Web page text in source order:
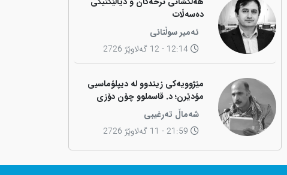
هەڵکشانی نرخەکان و دیالێکتیکی
دەسەڵات
ئەمیر سوڵتانی
12:14 - 12 گەلاوێژ 2726
مێژوویەکی زیندوو لە دیپلۆماسیی
مۆدێرن؛ د. قاسملوو چۆن دۆزی
کوردی لە شاخەوە گواستەوە بۆ
ناوەندە بڕیاردەرەکانی جیهان؟
شەماڵ تەرغیبی
21:59 - 11 گەلاوێژ 2726